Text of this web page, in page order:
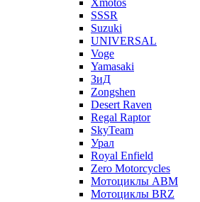
Xmotos
SSSR
Suzuki
UNIVERSAL
Voge
Yamasaki
ЗиД
Zongshen
Desert Raven
Regal Raptor
SkyTeam
Урал
Royal Enfield
Zero Motorcycles
Мотоциклы ABM
Мотоциклы BRZ